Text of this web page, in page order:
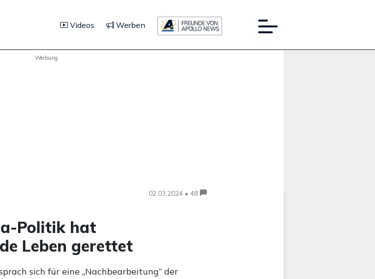
Videos Werben
Werbung
02.03.2024 • 48
Politik hat
Leben gerettet
sich für eine „Nachbearbeitung“ der